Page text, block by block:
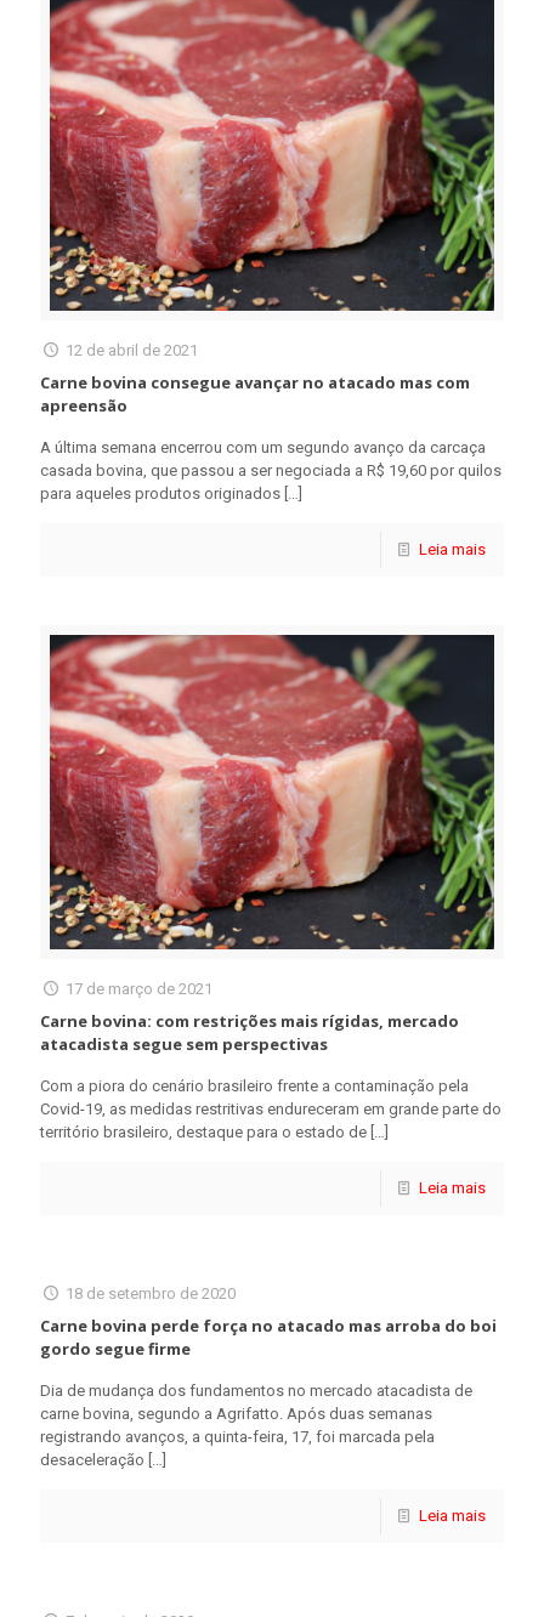
12 de abril de 2021
Carne bovina consegue avançar no atacado mas com
apreensão
A última semana encerrou com um segundo avanço da carcaça
casada bovina, que passou a ser negociada a R$ 19,60 por quilos
para aqueles produtos originados […]
Leia mais
17 de março de 2021
Carne bovina: com restrições mais rígidas, mercado
atacadista segue sem perspectivas
Com a piora do cenário brasileiro frente a contaminação pela
Covid-19, as medidas restritivas endureceram em grande parte do
território brasileiro, destaque para o estado de […]
Leia mais
18 de setembro de 2020
Carne bovina perde força no atacado mas arroba do boi
gordo segue firme
Dia de mudança dos fundamentos no mercado atacadista de
carne bovina, segundo a Agrifatto. Após duas semanas
registrando avanços, a quinta-feira, 17, foi marcada pela
desaceleração […]
Leia mais